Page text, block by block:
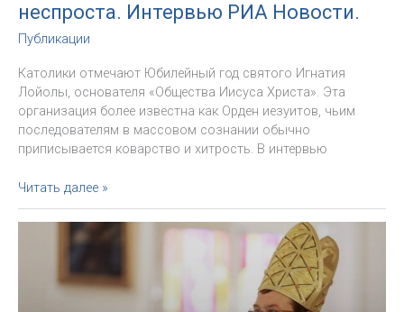
неспроста. Интервью РИА Новости.
Публикации
Католики отмечают Юбилейный год святого Игнатия
Лойолы, основателя «Общества Иисуса Христа». Эта
организация более известна как Орден иезуитов, чьим
последователям в массовом сознании обычно
приписывается коварство и хитрость. В интервью
Священник-
иезуит
Штефан
Читать далее »